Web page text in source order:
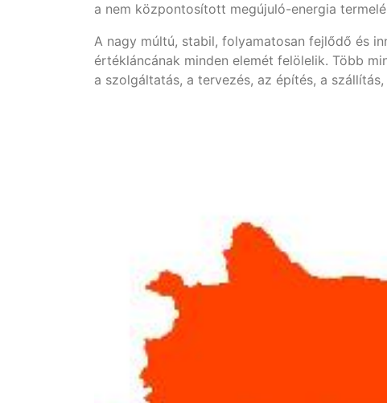
a nem központosított megújuló-energia
A nagy múltú, stabil, folyamatosan fejlődő és
értékláncának minden elemét felölelik. Több
a szolgáltatás, a tervezés, az építés, a